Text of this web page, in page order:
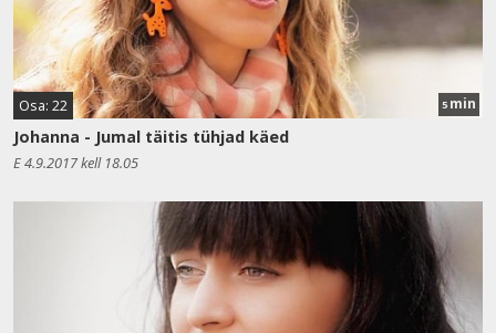
Osa: 22 5 min
Johanna - Jumal täitis tühjad käed
E 4.9.2017 kell 18.05